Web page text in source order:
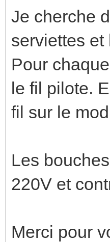
Je cherche
serviettes
Pour
le fil pilote.
fil sur le
Les
220V et
Merci pour